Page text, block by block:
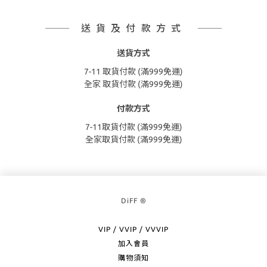
送貨及付款方式
送貨方式
7-11 取貨付款 (滿999免運)
全家 取貨付款 (滿999免運)
付款方式
7-11取貨付款 (滿999免運)
全家取貨付款 (滿999免運)
DiFF ®
VIP / VVIP / VVVIP
加入會員
購物須知